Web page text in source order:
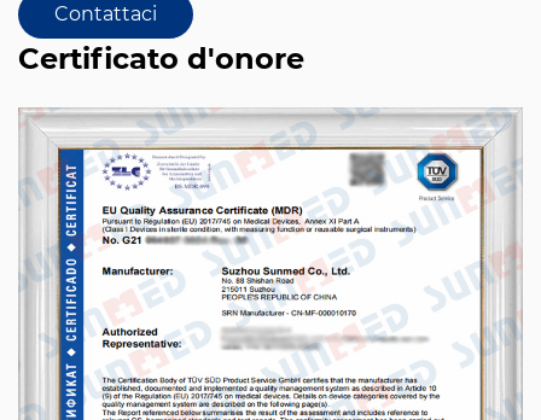
Contattaci
Certificato d'onore